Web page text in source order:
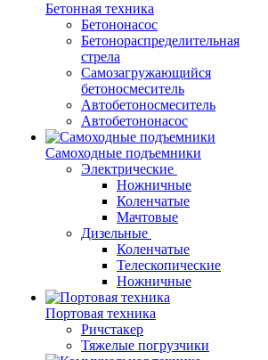
Бетонная техника
Бетононасос
Бетонораспределительная
стрела
Самозагружающийся
бетоносмеситель
Автобетоносмеситель
Автобетононасос
Самоходные подъемники
Электрические
Ножничные
Коленчатые
Мачтовые
Дизельные
Коленчатые
Телескопические
Ножничные
Портовая техника
Ричстакер
Тяжелые погрузчики